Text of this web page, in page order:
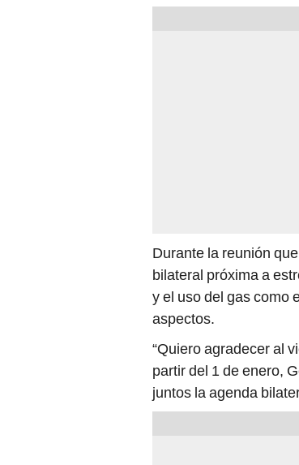
Durante la reunión
bilateral próxima a
y el uso del gas
aspectos.
partir del 1 de enero,
juntos la agenda